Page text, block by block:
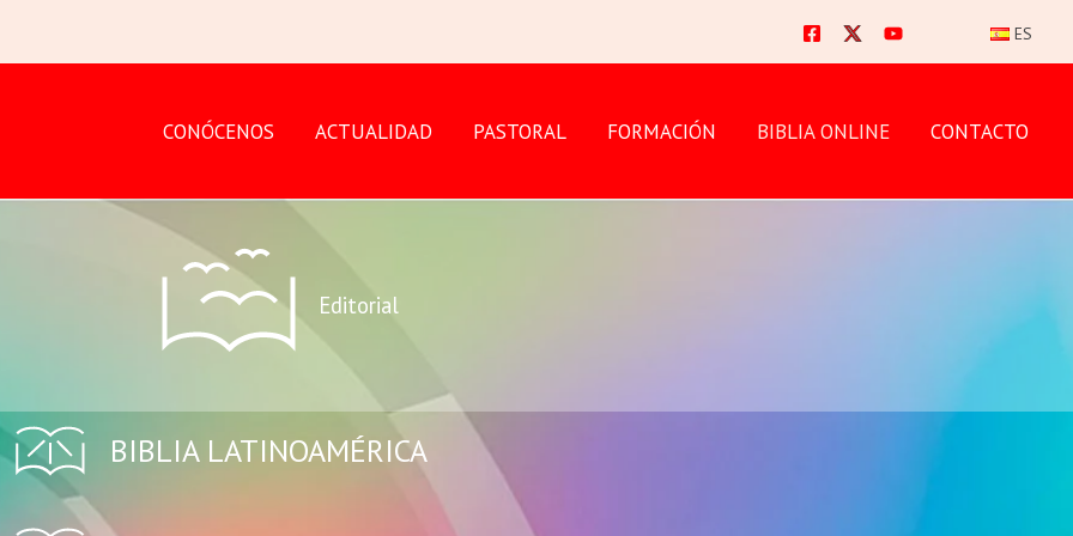
ES
CONÓCENOS ACTUALIDAD PASTORAL FORMACIÓN BIBLIA ONLINE CONTACTO
Editorial
BIBLIA LATINOAMÉRICA